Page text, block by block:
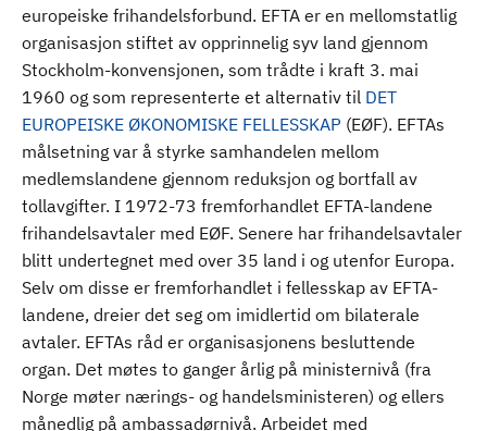
europeiske frihandelsforbund. EFTA er en mellomstatlig
organisasjon stiftet av opprinnelig syv land gjennom
Stockholm-konvensjonen, som trådte i kraft 3. mai
1960 og som representerte et alternativ til DET
EUROPEISKE ØKONOMISKE FELLESSKAP (EØF). EFTAs
målsetning var å styrke samhandelen mellom
medlemslandene gjennom reduksjon og bortfall av
tollavgifter. I 1972-73 fremforhandlet EFTA-landene
frihandelsavtaler med EØF. Senere har frihandelsavtaler
blitt undertegnet med over 35 land i og utenfor Europa.
Selv om disse er fremforhandlet i fellesskap av EFTA-
landene, dreier det seg om imidlertid om bilaterale
avtaler. EFTAs råd er organisasjonens besluttende
organ. Det møtes to ganger årlig på ministernivå (fra
Norge møter nærings- og handelsministeren) og ellers
månedlig på ambassadørnivå. Arbeidet med